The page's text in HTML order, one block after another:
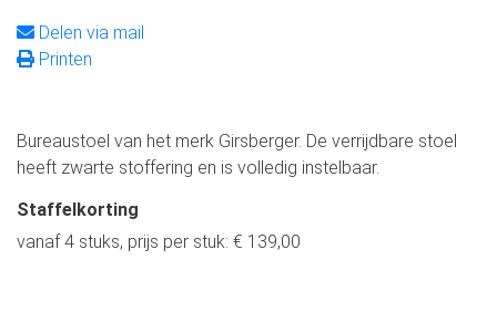
Delen via mail
Printen
Bureaustoel van het merk Girsberger. De verrijdbare stoel
heeft zwarte stoffering en is volledig instelbaar.
Staffelkorting
vanaf 4 stuks, prijs per stuk: € 139,00